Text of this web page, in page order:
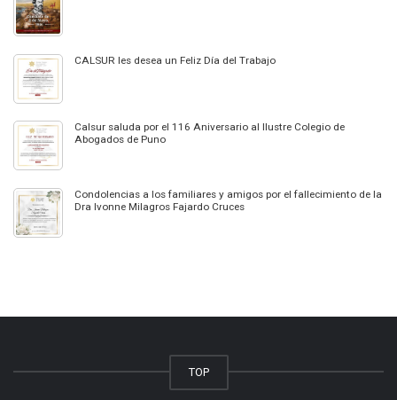
CALSUR les desea un Feliz Día del Trabajo
Calsur saluda por el 116 Aniversario al Ilustre Colegio de
Abogados de Puno
Condolencias a los familiares y amigos por el fallecimiento de la
Dra Ivonne Milagros Fajardo Cruces
TOP